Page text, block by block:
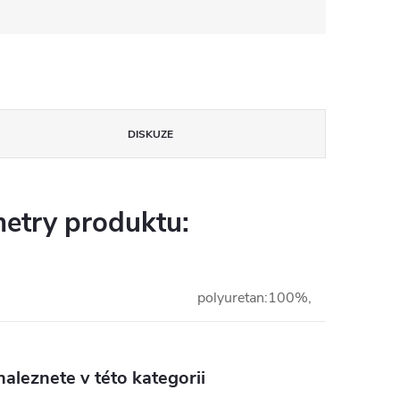
DISKUZE
produktu:
polyuretan:100%,
v této kategorii